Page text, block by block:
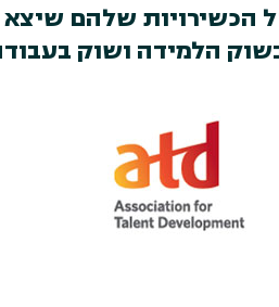
הלמידה ושוק